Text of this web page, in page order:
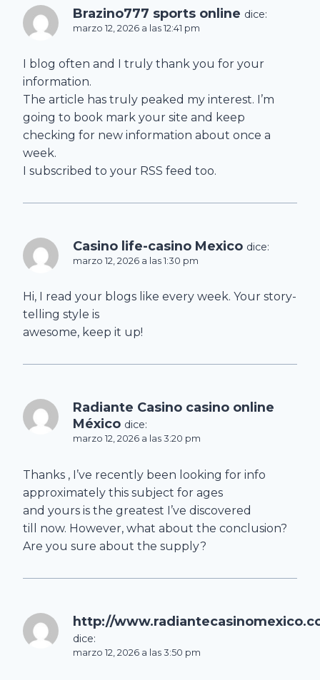
Brazino777 sports online dice:
marzo 12, 2026 a las 12:41 pm
I blog often and I truly thank you for your
information.
The article has truly peaked my interest. I’m
going to book mark your site and keep
checking for new information about once a
week.
I subscribed to your RSS feed too.
Casino life-casino Mexico dice:
marzo 12, 2026 a las 1:30 pm
Hi, I read your blogs like every week. Your story-
telling style is
awesome, keep it up!
Radiante Casino casino online
México dice:
marzo 12, 2026 a las 3:20 pm
Thanks , I’ve recently been looking for info
approximately this subject for ages
and yours is the greatest I’ve discovered
till now. However, what about the conclusion?
Are you sure about the supply?
http://
dice:
marzo 12, 2026 a las 3:50 pm